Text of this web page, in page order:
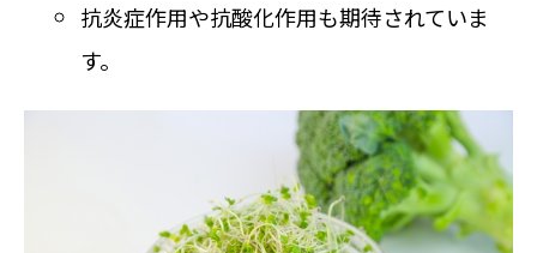
抗炎症作用や抗酸化作用も期待されていま
す。